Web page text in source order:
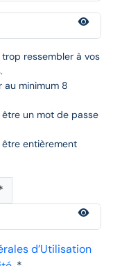
ressembler à vos
au minimum 8
un mot de passe
entièrement
d’Utilisation